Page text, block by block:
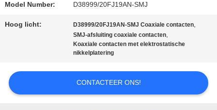
EEN
OFFERTE
Model Number: D38999/20FJ19AN-SMJ
Hoog licht: D38999/20FJ19AN-SMJ Coaxiale contacten,
SMJ-afsluiting coaxiale contacten,
Koaxiale contacten met elektrostatische
nikkelplatering
CONTACTEER ONS!